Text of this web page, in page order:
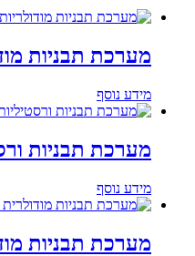
מערכת תבניות
מידע נוסף
מערכת תבניות
מידע נוסף
מערכת תבניות